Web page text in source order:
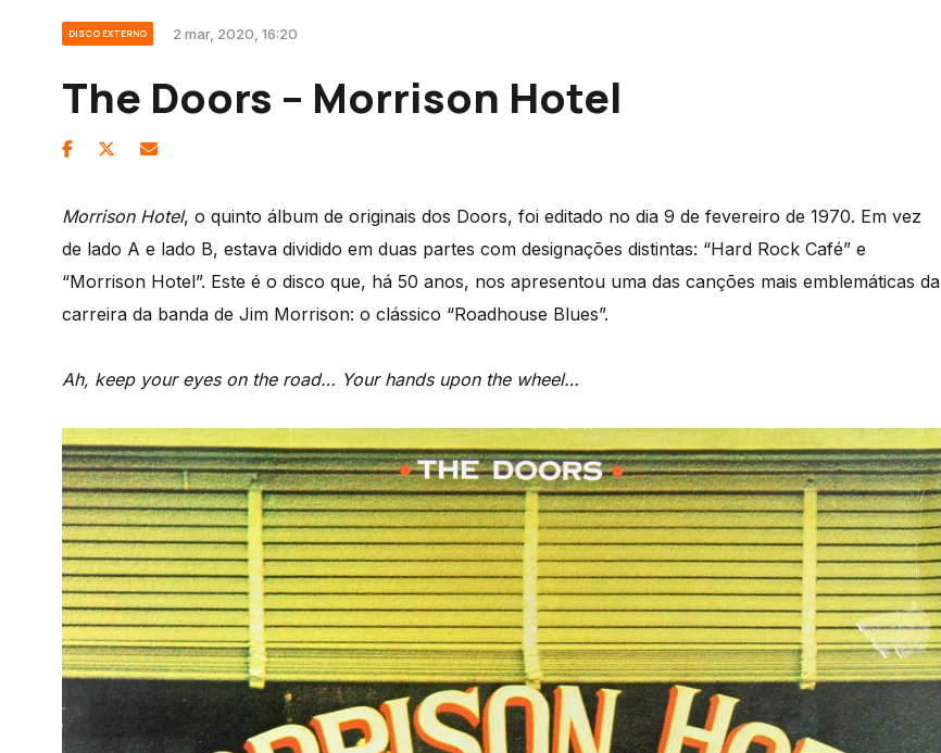
DISCO EXTERNO 2 mar, 2020, 16:20
The Doors – Morrison Hotel
Morrison Hotel, o quinto álbum de originais dos Doors, foi editado no dia 9 de fevereiro de 1970. Em vez
de lado A e lado B, estava dividido em duas partes com designações distintas: “Hard Rock Café” e
“Morrison Hotel”. Este é o disco que, há 50 anos, nos apresentou uma das canções mais emblemáticas da
carreira da banda de Jim Morrison: o clássico “Roadhouse Blues”.
Ah, keep your eyes on the road… Your hands upon the wheel…